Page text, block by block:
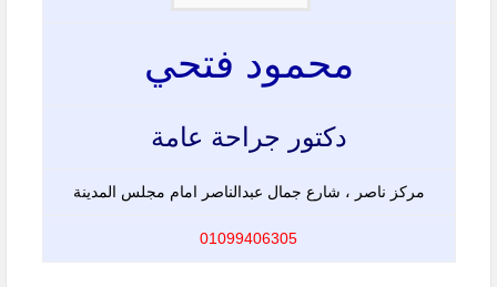
محمود فتحي
دكتور جراحة عامة
مركز ناصر ، شارع جمال عبدالناصر امام مجلس المدينة
01099406305